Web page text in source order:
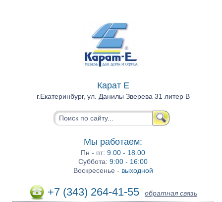
Карат Е
г.Екатеринбург, ул. Данилы Зверева 31 литер В
Мы работаем:
Пн - пт:9.00 - 18.00
Суббота:9:00 - 16:00
Воскресенье - выходной
+7 (343) 264-41-55 обратная связь